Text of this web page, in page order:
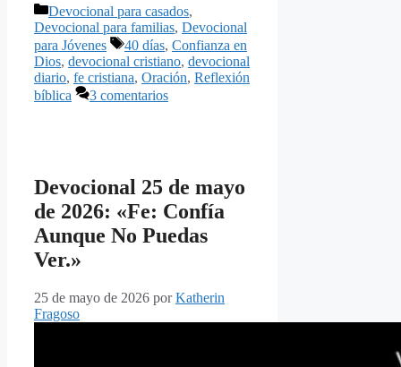
Categorías
Devocional para casados,
Devocional para familias, Devocional
para Jóvenes
Etiquetas
40 días, Confianza en
Dios, devocional cristiano, devocional
diario, fe cristiana, Oración, Reflexión
bíblica
3 comentarios
Devocional 25 de mayo
de 2026: «Fe: Confía
Aunque No Puedas
Ver.»
25 de mayo de 2026 porKatherin
Fragoso